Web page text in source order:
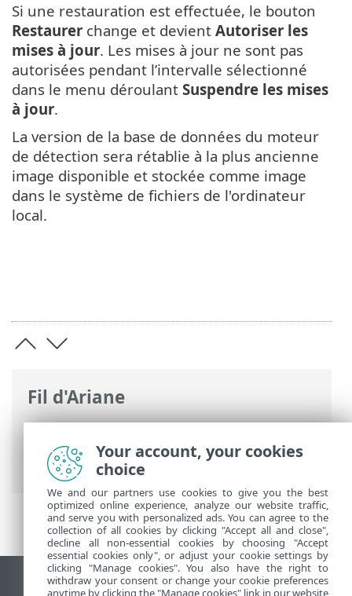
Fil d'Ariane
Aide en ligne d'ESET>ESET Server
Security >Configuration avancée>Mises
à jour> Annulation de la mise à jour
Si une restauration est effectuée, le bouton
Restaurer change et devient Autoriser les
mises à jour. Les mises à jour ne sont pas
autorisées pendant l’intervalle sélectionné
dans le menu déroulant Suspendre les mises
à jour.
La version de la base de données du moteur
de détection sera rétablie à la plus ancienne
image disponible et stockée comme image
dans le système de fichiers de l'ordinateur
local.
Afficher le site pour ordinateur de bureau
Your account, your cookies
choice
We and our partners use cookies to give you the best
optimized online experience, analyze our website traffic,
and serve you with personalized ads. You can agree to the
collection of all cookies by clicking "Accept all and close",
decline all non-essential cookies by choosing "Accept
essential cookies only", or adjust your cookie settings by
clicking "Manage cookies". You also have the right to
withdraw your consent or change your cookie preferences
anytime by clicking the "Manage cookies" link in our website